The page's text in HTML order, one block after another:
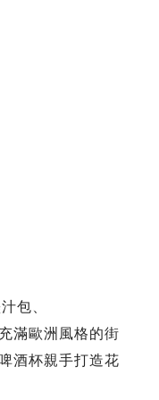
包、
滿歐洲風格的街
酒杯親手打造花